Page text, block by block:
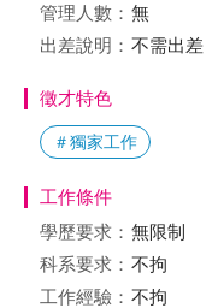
管理人數： 無
出差說明： 不需出差
徵才特色
＃獨家工作
工作條件
學歷要求： 無限制
科系要求： 不拘
工作經驗： 不拘